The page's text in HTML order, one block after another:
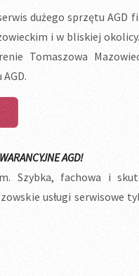
dużego sprzętu AGD
i w bliskiej
Tomaszowa
AGD!
Szybka, fachowa i
usługi serwisowe